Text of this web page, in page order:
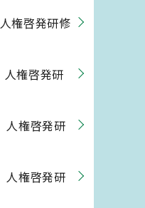
権啓発研修
権啓発研
権啓発研
権啓発研